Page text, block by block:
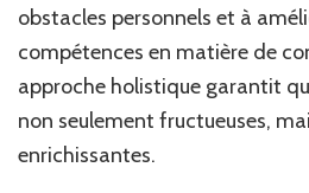
obstacles personnels et à
compétences en matière de
approche holistique garantit
non seulement fructueuses,
enrichissantes.